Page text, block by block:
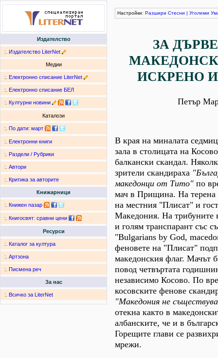
Издателство
:. Издателство LiterNet
Медии
:. Електронно списание LiterNet
:. Електронно списание БЕЛ
:. Културни новини
Каталози
:. По дати: март
:. Електронни книги
:. Раздели / Рубрики
:. Автори
:. Критика за авторите
Книжарници
:. Книжен пазар
:. Книгосвят: сравни цени
Ресурси
:. Каталог за култура
:. Артзона
:. Писмена реч
За нас
:. Всичко за LiterNet
Настройки: Разшири Стесни | Уголеми
ЗА
ИСКРЕНО
Петър
В края на миналата
зала в столицата на
балкански скандал.
зрители скандираха
македонци от Тито" по
мач в Прищина. На терена
на местния "Плисат" и
Македония. На трибуните
и голям транспарант със
"Bulgarians by God,
феновете на "Плисат"
македонския флаг. Мачът
повод четвъртата
независимо Косово. По
косовските фенове
"Македония не
отекна както в
албанските, че и в
Горещите глави се
мрежи.